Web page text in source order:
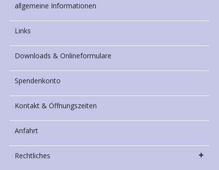
allgemeine Informationen
Links
Downloads & Onlineformulare
Spendenkonto
Kontakt & Öffnungszeiten
Anfahrt
Rechtliches